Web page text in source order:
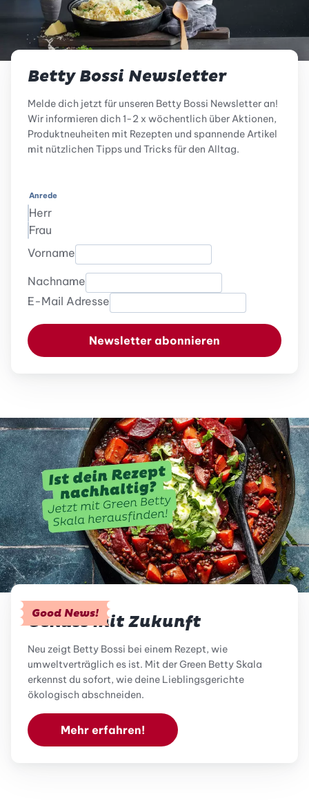
Betty Bossi Newsletter
Melde dich jetzt für unseren Betty Bossi Newsletter an!
Wir informieren dich 1-2 x wöchentlich über Aktionen,
Produktneuheiten mit Rezepten und spannende Artikel
mit nützlichen Tipps und Tricks für den Alltag.
Anrede
Herr
Frau
Vorname
Nachname
E-Mail Adresse
Newsletter abonnieren
Good News!
Genuss mit Zukunft
Neu zeigt Betty Bossi bei einem Rezept, wie
umweltverträglich es ist. Mit der Green Betty Skala
erkennst du sofort, wie deine Lieblingsgerichte
ökologisch abschneiden.
Mehr erfahren!